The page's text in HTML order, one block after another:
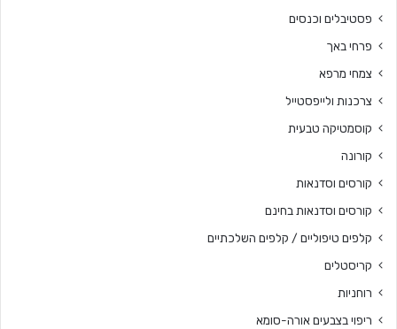
פסטיבלים וכנסים
פרחי באך
צמחי מרפא
צרכנות ולייפסטייל
קוסמטיקה טבעית
קורונה
קורסים וסדנאות
קורסים וסדנאות בחינם
קלפים טיפוליים / קלפים השלכתיים
קריסטלים
רוחניות
ריפוי בצבעים אורה-סומא